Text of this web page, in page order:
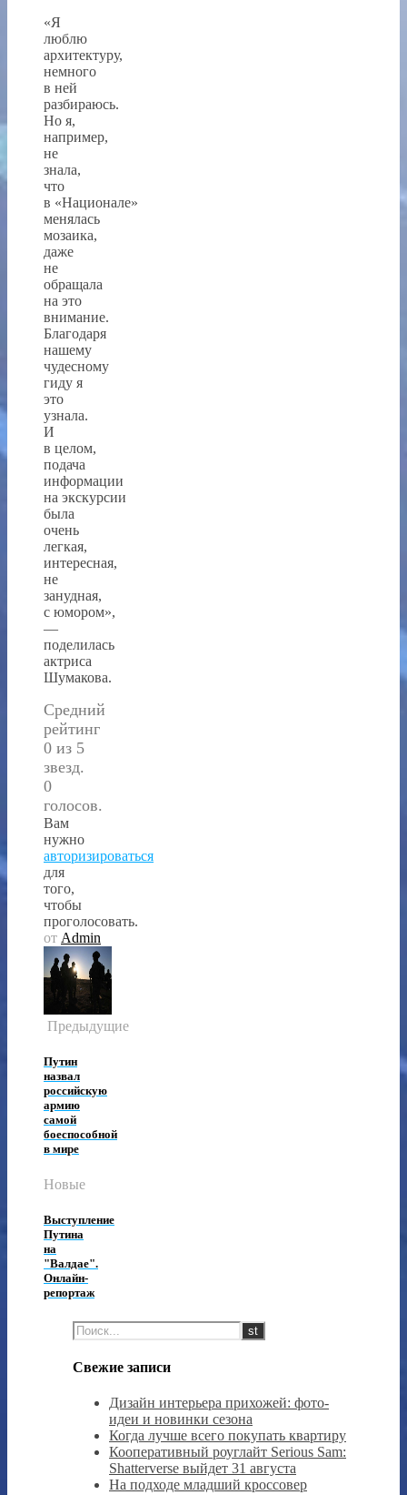
«Я
люблю
архитектуру,
немного
в ней
разбираюсь.
Но я,
например,
не
знала,
что
в «Национале»
менялась
мозаика,
даже
не
обращала
на это
внимание.
Благодаря
нашему
чудесному
гиду я
это
узнала.
И
в целом,
подача
информации
на экскурсии
была
очень
легкая,
интересная,
не
занудная,
с юмором»,
—
поделилась
актриса
Шумакова.
Средний
рейтинг
0 из 5
звезд.
0
голосов.
Вам
нужно
авторизироваться
для
того,
чтобы
проголосовать.
от Admin
Предыдущие
Путин
назвал
российскую
армию
самой
боеспособной
в мире
Новые
Выступление
Путина
на
"Валдае".
Онлайн-
репортаж
Свежие записи
Дизайн интерьера прихожей: фото-
идеи и новинки сезона
Когда лучше всего покупать квартиру
Кооперативный роуглайт Serious Sam:
Shatterverse выйдет 31 августа
На подходе младший кроссовер